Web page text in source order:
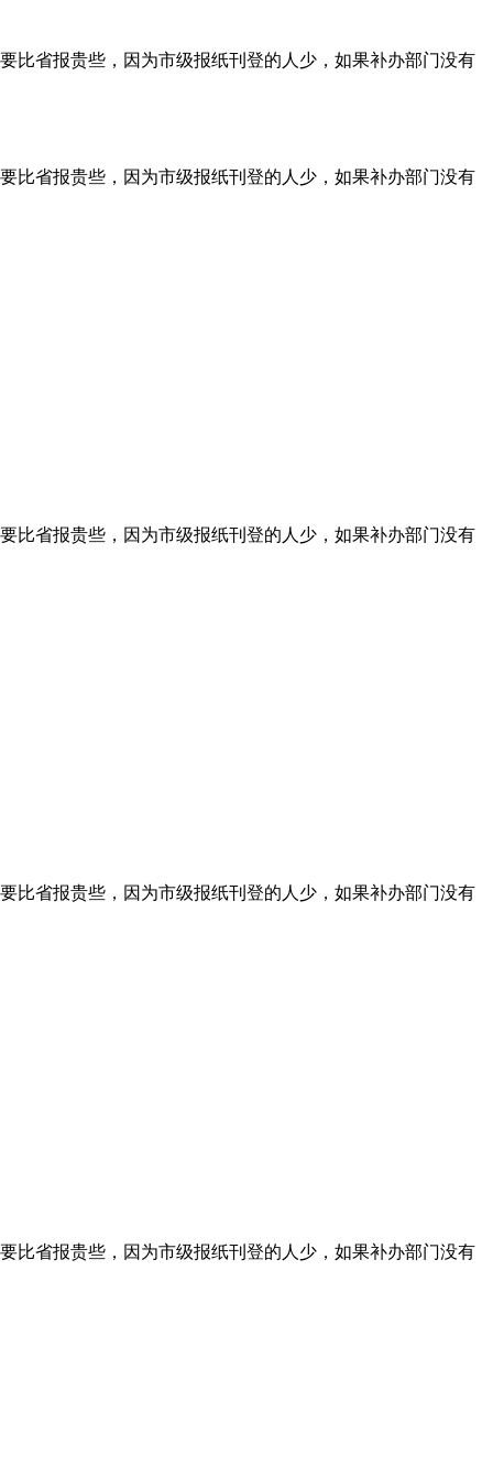
比省报贵些，因为市级报纸刊登的人少，如果补办部门没有
比省报贵些，因为市级报纸刊登的人少，如果补办部门没有
比省报贵些，因为市级报纸刊登的人少，如果补办部门没有
比省报贵些，因为市级报纸刊登的人少，如果补办部门没有
比省报贵些，因为市级报纸刊登的人少，如果补办部门没有